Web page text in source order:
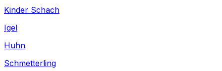
Kinder Schach
Igel
Huhn
Schmetterling